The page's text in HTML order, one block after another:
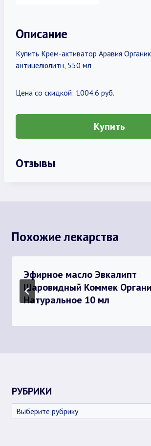
Описание
Купить Крем-активатор Аравия
антицелюлитн, 550 мл
Цена со скидкой: 1004.6 руб.
Купить
Отзывы
Похожие лекарства
Эфирное масло Эвкалипт
Шаровидный Коммек
Натуральное 10 мл
РУБРИКИ
Рубрики